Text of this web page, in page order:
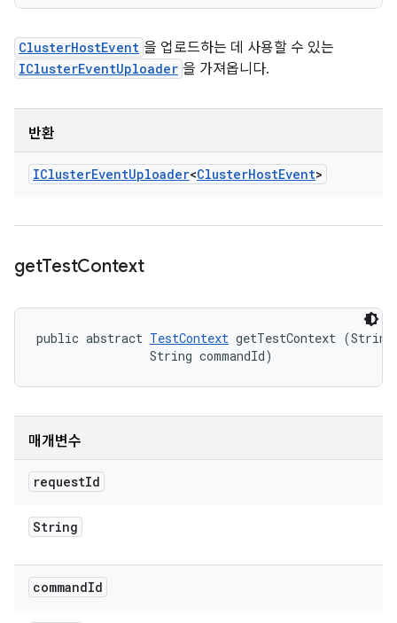
ClusterHostEvent 을 업로드하는 데 사용할 수 있는
IClusterEventUploader 을 가져옵니다.
반환
IClusterEventUploader<ClusterHostEvent>
getTestContext
public abstract TestContext getTestContext
                String commandId)
매개변수
requestId
String
commandId